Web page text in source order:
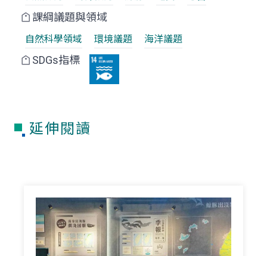
課綱議題與領域
自然科學領域 環境議題 海洋議題
SDGs指標
延伸閱讀